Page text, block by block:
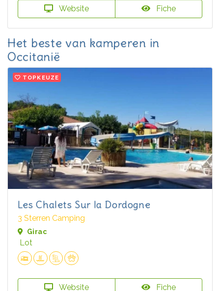
Website Fiche
Het beste van kamperen in
Occitanië
TOPKEUZE
Les Chalets Sur la Dordogne
3 Sterren Camping
Girac
Lot
Website Fiche